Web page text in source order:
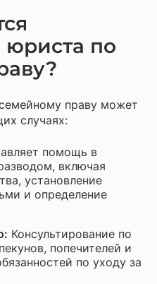
юриста по
праву может
случаях:
помощь в
включая
установление
и определение
Консультирование по
попечителей и
по уходу за